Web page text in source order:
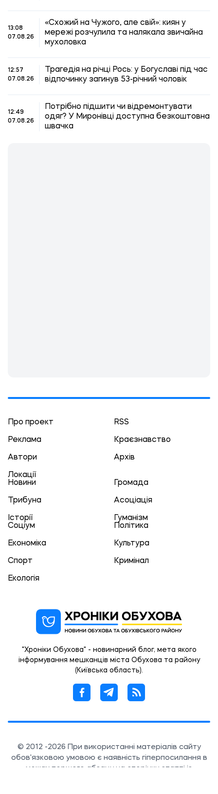
13:08
07.08.26
«Схожий на Чужого, але свій»: киян у
мережі розчулила та налякала звичайна
мухоловка
12:57
07.08.26
Трагедія на річці Рось: у Богуславі під час
відпочинку загинув 53-річний чоловік
12:49
07.08.26
Потрібно підшити чи відремонтувати
одяг? У Миронівці доступна безкоштовна
швачка
Про проект RSS
Реклама Краєзнавство
Автори Архів
Локації
Новини
Громада
Трибуна Асоціація
Історії
Гуманізм
Соціум
Політика
Економіка Культура
Спорт Кримінал
Екологія
"Хроніки Обухова" - новинарний блог, мета якого
інформування мешканців міста Обухова та району
(Київська область).
© 2012 -2026 При використанні матеріалів сайту
обов'язковою умовою є наявність гіперпосилання в
межах першого абзацу на сторінку статті із